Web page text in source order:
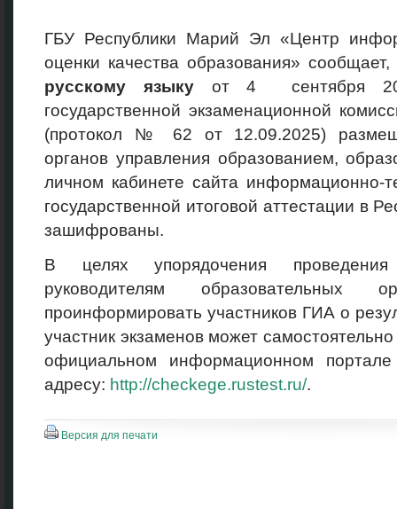
ГБУ Республики Марий Эл «Центр
оценки качества образования»
русскому языку от 4 сентября
государственной экзаменационной
(протокол № 62 от 12.09.2025)
органов управления образованием,
личном кабинете сайта информационно-
государственной итоговой аттестации в
зашифрованы.
В целях упорядочения
руководителям образовательных
проинформировать участников ГИА о
участник экзаменов может
официальном информационном
адресу: http://checkege.rustest.ru/.
Версия для печати